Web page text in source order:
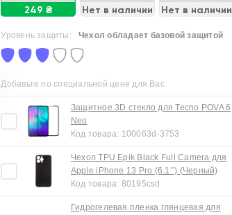
249 ₴ Нет в наличии Нет в наличии
Уровень защиты: Чехол обладает базовой защитой
Добавьте по специальной цене для Вас
Защитное 3D стекло для Tecno POVA 6
Neo
Код товара: 100063d-3753
Чехол TPU Epik Black Full Camera для
Apple iPhone 13 Pro (6.1’’) (Черный)
Код товара: 80195csd
Гидрогелевая пленка глянцевая для